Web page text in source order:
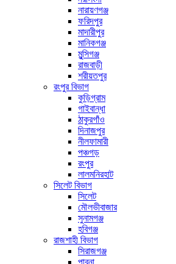
নারায়ণগঞ্জ
ফরিদপুর
মাদারীপুর
মানিকগঞ্জ
মুন্সিগঞ্জ
রাজবাড়ী
শরীয়তপুর
রংপুর বিভাগ
কুড়িগ্রাম
গাইবান্ধা
ঠাকুরগাঁও
দিনাজপুর
নীলফামারী
পঞ্চগড়
রংপুর
লালমনিরহাট
সিলেট বিভাগ
সিলেট
মৌলভীবাজার
সুনামগঞ্জ
হবিগঞ্জ
রাজশাহী বিভাগ
সিরাজগঞ্জ
পাবনা